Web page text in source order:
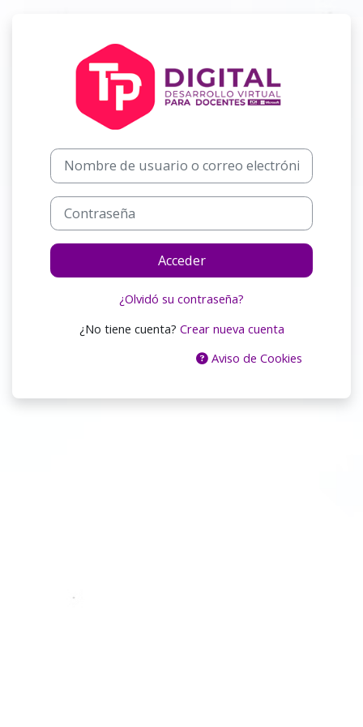
Saltar a creación de una nueva cuenta
Nombre de usuario o correo electrónico
Contraseña
Acceder
¿Olvidó su contraseña?
¿No tiene cuenta? Crear nueva cuenta
Aviso de Cookies